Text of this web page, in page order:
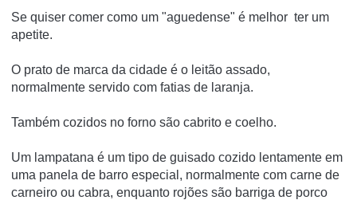
Se quiser comer como um "aguedense" é melhor ter um
apetite.
O prato de marca da cidade é o leitão assado,
normalmente servido com fatias de laranja.
Também cozidos no forno são cabrito e coelho.
Um lampatana é um tipo de guisado cozido lentamente em
uma panela de barro especial, normalmente com carne de
carneiro ou cabra, enquanto rojões são barriga de porco